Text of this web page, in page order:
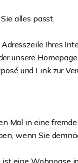
alles passt.
Ihres
unsere
und Link zur
Mal in eine
wenn Sie
eine Wohnoase